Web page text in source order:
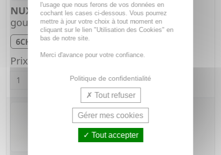
NUX VOMICA6CH Solution buvable en
gouttes
6CH
Gouttes à l'alcool
Prix unitaire :5,03€
Quantité
l'usage que nous ferons de vos données en
cochant les cases ci-dessous. Vous pourrez
mettre à jour votre choix à tout moment en
cliquant sur le lien "Utilisation des Cookies" en
bas de notre site.
Merci d'avance pour votre confiance.
Politique de confidentialité
Tout refuser
Gérer mes cookies
Tout accepter